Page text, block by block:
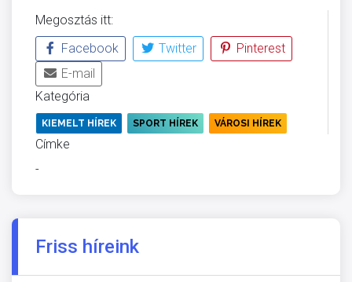
Megosztás itt:
Facebook
Twitter
Pinterest
E-mail
Kategória
KIEMELT HÍREK SPORT HÍREK VÁROSI HÍREK
Címke
-
Friss híreink